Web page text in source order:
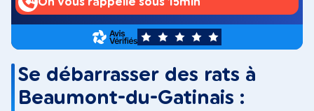
5
Se débarrasser des rats à
Beaumont-du-Gatinais :